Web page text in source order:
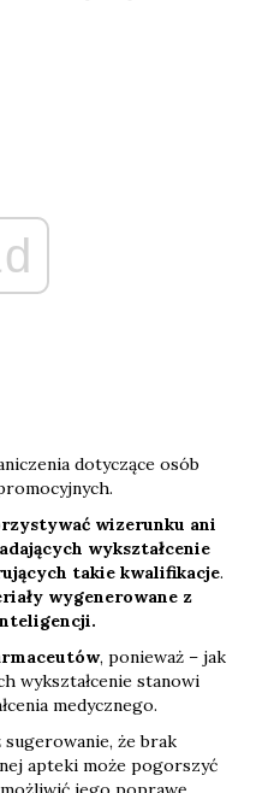
dotyczące osób
wizerunku ani
wykształcenie
takie kwalifikacje.
wygenerowane z
, ponieważ – jak
wykształcenie stanowi
medycznego.
że brak
apteki może pogorszyć